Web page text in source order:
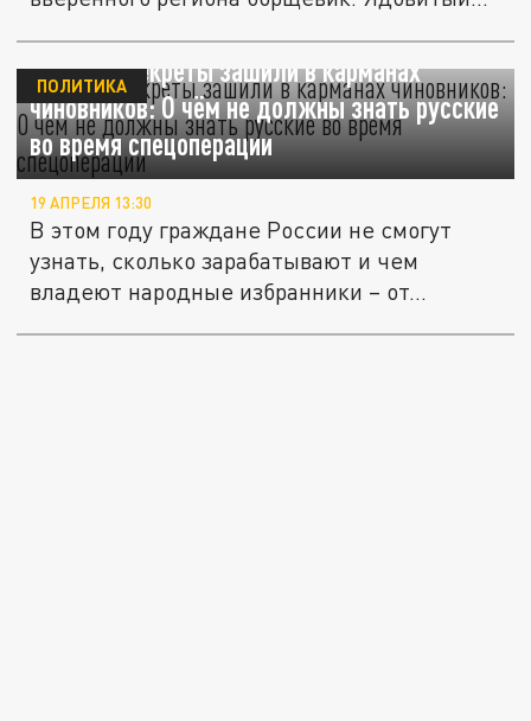
Главные секреты зашили в карманах
чиновников: О чём не должны знать русские
во время спецоперации
ПОЛИТИКА
19 АПРЕЛЯ 13:30
В этом году граждане России не смогут
узнать, сколько зарабатывают и чем
владеют народные избранники – от...